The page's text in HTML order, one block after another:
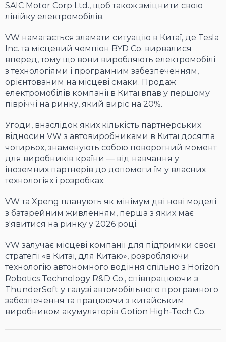
SAIC Motor Corp Ltd., щоб також зміцнити свою
лінійку електромобілів.
VW намагається зламати ситуацію в Китаї, де Tesla
Inc. та місцевий чемпіон BYD Co. вирвалися
вперед, тому що вони виробляють електромобілі
з технологіями і програмним забезпеченням,
орієнтованим на місцеві смаки. Продаж
електромобілів компанії в Китаї впав у першому
півріччі на ринку, який виріс на 20%.
Угоди, внаслідок яких кількість партнерських
відносин VW з автовиробниками в Китаї досягла
чотирьох, знаменують собою поворотний момент
для виробників країни — від навчання у
іноземних партнерів до допомоги їм у власних
технологіях і розробках.
VW та Xpeng планують як мінімум дві нові моделі
з батарейним живленням, перша з яких має
з'явитися на ринку у 2026 році.
VW залучає місцеві компанії для підтримки своєї
стратегії «в Китаї, для Китаю», розробляючи
технологію автономного водіння спільно з Horizon
Robotics Technology R&D Co., співпрацюючи з
ThunderSoft у галузі автомобільного програмного
забезпечення та працюючи з китайським
виробником акумуляторів Gotion High-Tech Co.